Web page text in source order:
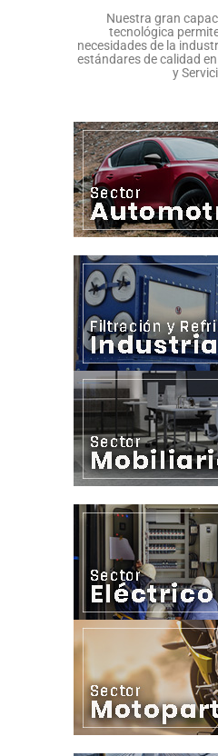
Nuestra gran
tecnológica
necesidades de la
estándares de calidad
y